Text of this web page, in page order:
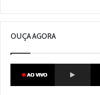
OUÇA AGORA